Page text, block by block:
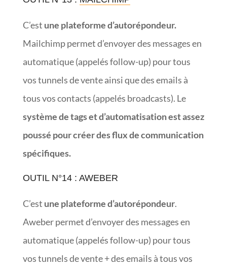
C’est une plateforme d’autorépondeur.
Mailchimp permet d’envoyer des messages en
automatique (appelés follow-up) pour tous
vos tunnels de vente ainsi que des emails à
tous vos contacts (appelés broadcasts). Le
système de tags et d’automatisation est assez
poussé pour créer des flux de communication
spécifiques.
OUTIL N°14 : AWEBER
C’est une plateforme d’autorépondeur.
Aweber permet d’envoyer des messages en
automatique (appelés follow-up) pour tous
vos tunnels de vente + des emails à tous vos